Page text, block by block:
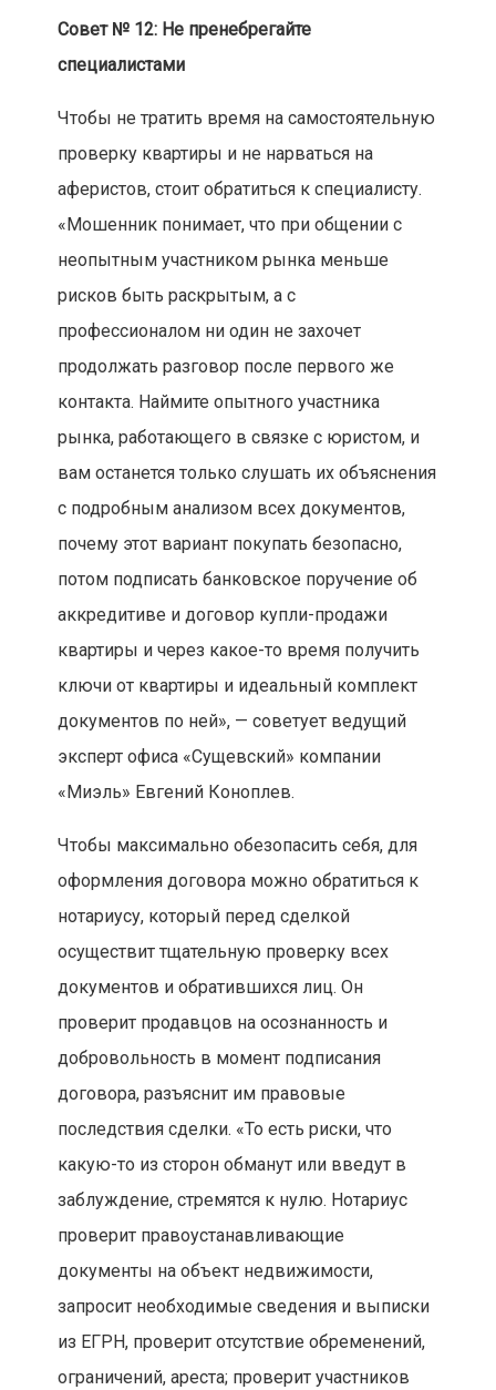
Совет № 12: Не пренебрегайте
специалистами
Чтобы не тратить время на самостоятельную
проверку квартиры и не нарваться на
аферистов, стоит обратиться к специалисту.
«Мошенник понимает, что при общении с
неопытным участником рынка меньше
рисков быть раскрытым, а с
профессионалом ни один не захочет
продолжать разговор после первого же
контакта. Наймите опытного участника
рынка, работающего в связке с юристом, и
вам останется только слушать их объяснения
с подробным анализом всех документов,
почему этот вариант покупать безопасно,
потом подписать банковское поручение об
аккредитиве и договор купли-продажи
квартиры и через какое-то время получить
ключи от квартиры и идеальный комплект
документов по ней», — советует ведущий
эксперт офиса «Сущевский» компании
«Миэль» Евгений Коноплев.
Чтобы максимально обезопасить себя, для
оформления договора можно обратиться к
нотариусу, который перед сделкой
осуществит тщательную проверку всех
документов и обратившихся лиц. Он
проверит продавцов на осознанность и
добровольность в момент подписания
договора, разъяснит им правовые
последствия сделки. «То есть риски, что
какую-то из сторон обманут или введут в
заблуждение, стремятся к нулю. Нотариус
проверит правоустанавливающие
документы на объект недвижимости,
запросит необходимые сведения и выписки
из ЕГРН, проверит отсутствие обременений,
ограничений, ареста; проверит участников